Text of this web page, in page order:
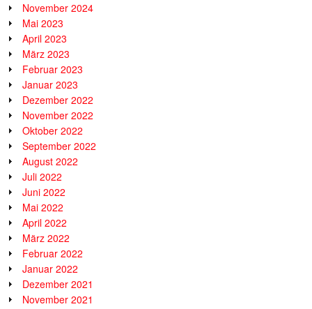
November 2024
Mai 2023
April 2023
März 2023
Februar 2023
Januar 2023
Dezember 2022
November 2022
Oktober 2022
September 2022
August 2022
Juli 2022
Juni 2022
Mai 2022
April 2022
März 2022
Februar 2022
Januar 2022
Dezember 2021
November 2021